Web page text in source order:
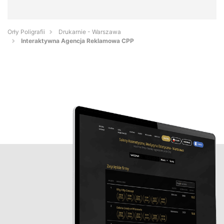
Orły Poligrafii
Drukarnie - Warszawa
Interaktywna Agencja Reklamowa CPP